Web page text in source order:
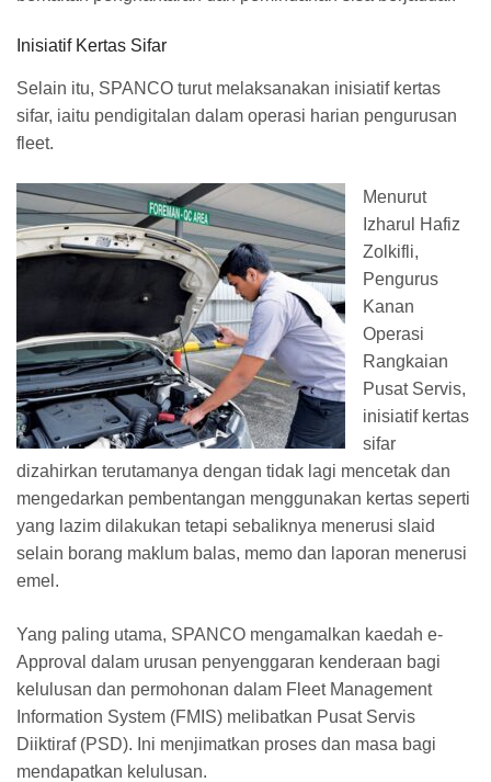
Inisiatif Kertas Sifar
Selain itu, SPANCO turut melaksanakan inisiatif kertas
sifar, iaitu pendigitalan dalam operasi harian pengurusan
fleet.
Menurut
Izharul Hafiz
Zolkifli,
Pengurus
Kanan
Operasi
Rangkaian
Pusat Servis,
inisiatif kertas
sifar
dizahirkan terutamanya dengan tidak lagi mencetak dan
mengedarkan pembentangan menggunakan kertas seperti
yang lazim dilakukan tetapi sebaliknya menerusi slaid
selain borang maklum balas, memo dan laporan menerusi
emel.
Yang paling utama, SPANCO mengamalkan kaedah e-
Approval dalam urusan penyenggaran kenderaan bagi
kelulusan dan permohonan dalam Fleet Management
Information System (FMIS) melibatkan Pusat Servis
Diiktiraf (PSD). Ini menjimatkan proses dan masa bagi
mendapatkan kelulusan.